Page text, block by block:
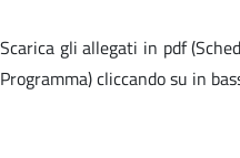
Scarica gli allegati in pdf
Programma) cliccando su in